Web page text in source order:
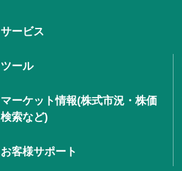
サービス
ツール
マーケット情報(株式市況・株価
検索など)
お客様サポート